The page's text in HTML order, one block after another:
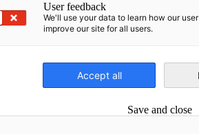
und Energie
User feedback
We'll use your data to learn how our
improve our site for all users.
Accept all
Save and close